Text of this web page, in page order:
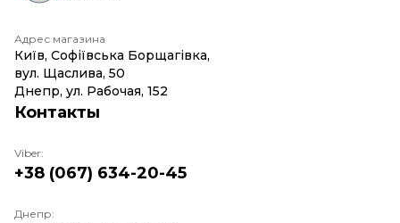
Адрес магазина
Київ, Софіївська Борщагівка,
вул. Щаслива, 50
Днепр, ул. Рабочая, 152
Контакты
Viber:
+38 (067) 634-20-45
Днепр: